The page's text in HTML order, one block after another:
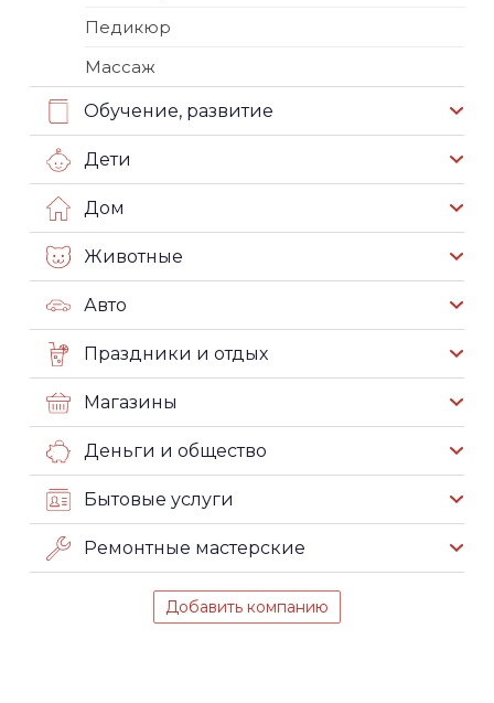
Педикюр
Массаж
Обучение, развитие
Дети
Дом
Животные
Авто
Праздники и отдых
Магазины
Деньги и общество
Бытовые услуги
Ремонтные мастерские
Добавить компанию